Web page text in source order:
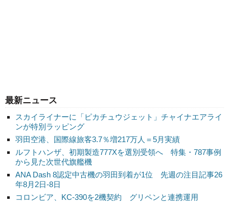
最新ニュース
スカイライナーに「ピカチュウジェット」チャイナエアライ
ンが特別ラッピング
羽田空港、国際線旅客3.7％増217万人＝5月実績
ルフトハンザ、初期製造777Xを選別受領へ 特集・787事例
から見た次世代旗艦機
ANA Dash 8認定中古機の羽田到着が1位 先週の注目記事26
年8月2日-8日
コロンビア、KC-390を2機契約 グリペンと連携運用